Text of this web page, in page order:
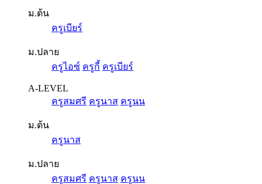
ม.ต้น
ครูเบียร์
ม.ปลาย
ครูไอซ์ ครูกี้ ครูเบียร์
A-LEVEL
ครูสมศรี ครูนาส ครูนน
ม.ต้น
ครูนาส
ม.ปลาย
ครูสมศรี ครูนาส ครูนน